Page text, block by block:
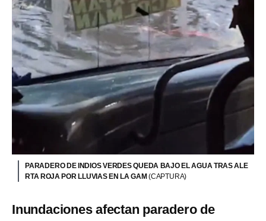
PARADERO DE INDIOS VERDES QUEDA BAJO EL AGUA TRAS ALE
RTA ROJA POR LLUVIAS EN LA GAM(CAPTURA)
Inundaciones afectan paradero de